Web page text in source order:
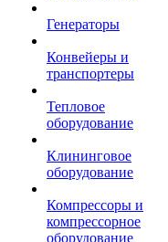
Генераторы
Конвейеры и
транспортеры
Тепловое
оборудование
Клининговое
оборудование
Компрессоры и
компрессорное
оборудование